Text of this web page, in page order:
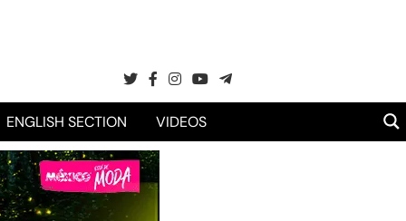
ENGLISH SECTION VIDEOS